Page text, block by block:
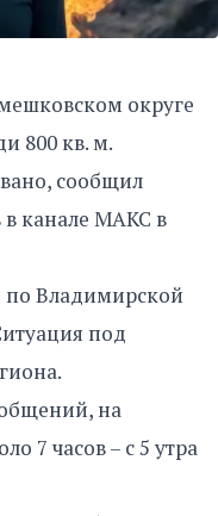
округе
800 кв. м.
сообщил
в канале МАКС в
по Владимирской
под
на
7 часов – с 5 утра